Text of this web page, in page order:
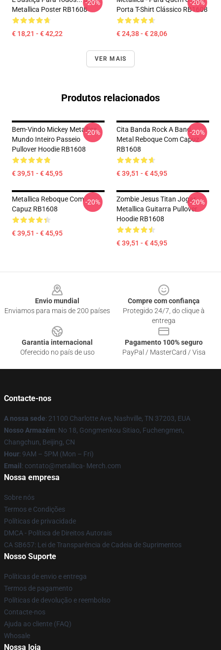
Metallica Poster RB1608
€ 18,21 - € 42,22
-20%
Porta T-Shirt Clássico RB1608
€ 24,38 - € 28,06
-20%
VER MAIS
Produtos relacionados
Bem-Vindo Mickey Metallica
Mundo Inteiro Passeio
Pullover Hoodie RB1608
€ 39,51 - € 45,95
-20%
Cita Banda Rock A Band
Metal Reboque Com Capuz
RB1608
€ 39,51 - € 45,95
-20%
Metallica Reboque Com
Capuz RB1608
€ 39,51 - € 45,95
-20%
Zombie Jesus Titan Jogar
Metallica Guitarra Pullover
Hoodie RB1608
€ 39,51 - € 45,95
-20%
Envio mundial
Enviamos para mais de 200 países
Compre com confiança
Protegido 24/7, do clique à
entrega
Garantia internacional
Oferecido no país de uso
Pagamento 100% seguro
PayPal / MasterCard / Visa
Contacte-nos
A nossa sede: 21100 Charlotte Ave, Nashville, TN 37203, EUA
Nosso Armazém: No 18, Gongmenkou Sitiao, Fuchengmen,
Changchun, Beijing, CN
Hour: 9AM – 5PM (Mon – Fri)
Email : contato@metallica- Merch.com
Nossa empresa
Sobre nós
Termos e Condições
Políticas de privacidade
DMCA - Política de Direitos Autorais
CA SB657: Lei de Transparência de Cadeia de Suprimentos
Nosso Suporte
Políticas de envio e entrega
Termos de pagamento
Políticas de devolução e reembolso
Contacte-nos
Ajuda ao cliente (FAQ)
Whosale
Nossa loja